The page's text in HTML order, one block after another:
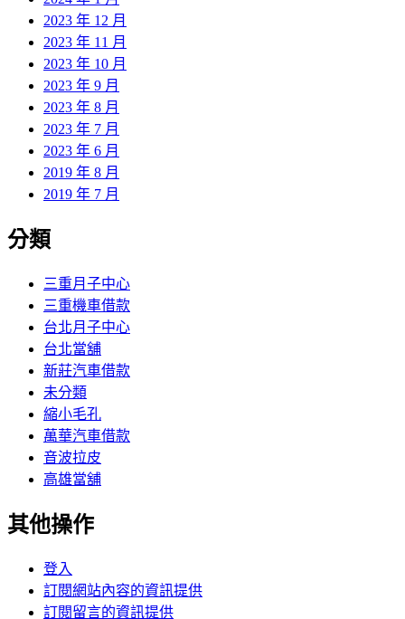
2023 年 12 月
2023 年 11 月
2023 年 10 月
2023 年 9 月
2023 年 8 月
2023 年 7 月
2023 年 6 月
2019 年 8 月
2019 年 7 月
分類
三重月子中心
三重機車借款
台北月子中心
台北當舖
新莊汽車借款
未分類
縮小毛孔
萬華汽車借款
音波拉皮
高雄當舖
其他操作
登入
訂閱網站內容的資訊提供
訂閱留言的資訊提供